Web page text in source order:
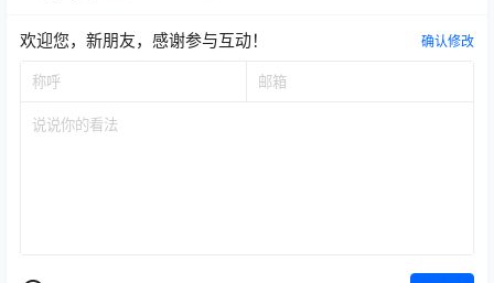
欢迎您，新朋友，感谢参与互动！ 确认修改